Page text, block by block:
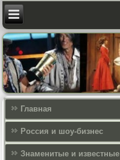
Главная
Россия и шоу-бизнес
Знаменитые и известные